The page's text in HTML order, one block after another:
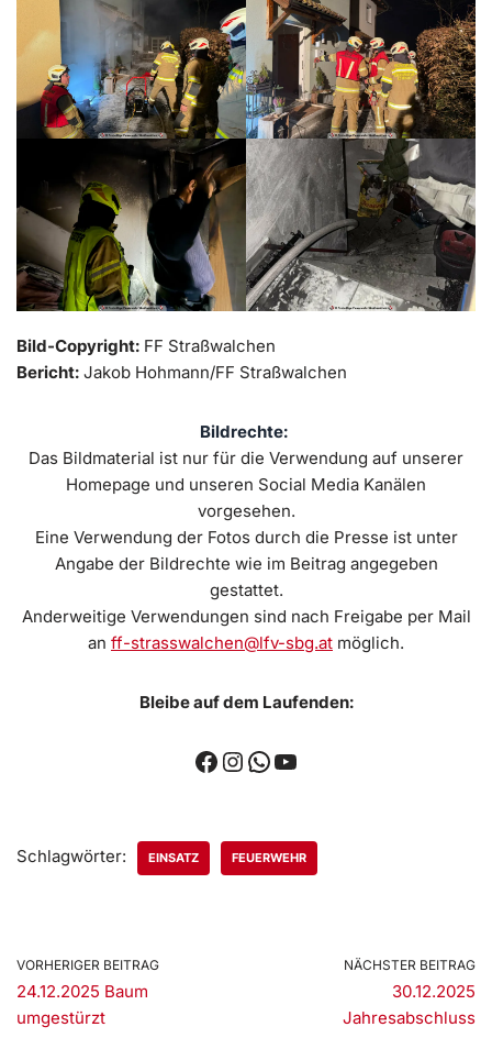
Bild-Copyright: FF Straßwalchen
Bericht: Jakob Hohmann/FF Straßwalchen
Bildrechte:
Das Bildmaterial ist nur für die Verwendung auf unserer
Homepage und unseren Social Media Kanälen
vorgesehen.
Eine Verwendung der Fotos durch die Presse ist unter
Angabe der Bildrechte wie im Beitrag angegeben
gestattet.
Anderweitige Verwendungen sind nach Freigabe per Mail
an ff-strasswalchen@lfv-sbg.at möglich.
Bleibe auf dem Laufenden:
Schlagwörter: EINSATZ FEUERWEHR
VORHERIGER BEITRAG
24.12.2025 Baum
umgestürzt
NÄCHSTER BEITRAG
30.12.2025
Jahresabschluss